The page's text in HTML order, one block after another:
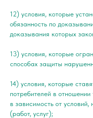
12) условия, которые
обязанность по
доказывания которых
13) условия, которые
способах защиты
14) условия, которые
потребителей в
в зависимость от
(работ, услуг);